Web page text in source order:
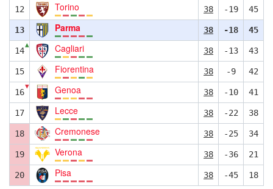
12 Torino 38 -19 45
13 Parma 38 -18 45
14
▲ Cagliari 38 -13 43
15 Fiorentina 38 -9 42
16
▼ Genoa 38 -10 41
17 Lecce 38 -22 38
18 Cremonese 38 -25 34
19 Verona 38 -36 21
20 Pisa 38 -45 18